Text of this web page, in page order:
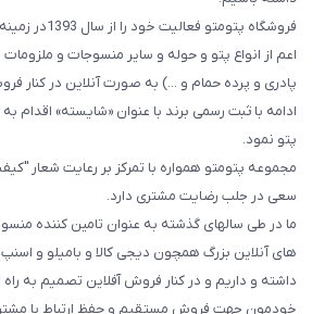
فروشگاه پتومتو
اعم از انواع پتو و حوله و سایر منسوجات و
پادری و پرده حمام و ...) به صورت آنلاین در کنار
ادامه با ثبت رسمی برند با عنوان «شایسته» اقدام
پتو نمود.
مجموعه پتومتو همواره با تمرکز بر رعایت شعار
سعی در جلب رضایت مشتری دارد.
ما در طی سالهای گذشته به عنوان تامین کننده
های آنلاین بزرگ همچون دیجی کالا و بامیلو و
داشته و داریم و در کنار فروش آفلاین تصمیم به راه
خودمون جهت فروش مستقیم و حفظ ارتباط با